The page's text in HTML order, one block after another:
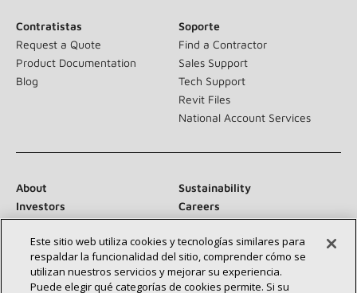
Contratistas
Request a Quote
Product Documentation
Blog
Soporte
Find a Contractor
Sales Support
Tech Support
Revit Files
National Account Services
About
Sustainability
Investors
Careers
Suppliers
Contact Us
Newsroom
Este sitio web utiliza cookies y tecnologías similares para
respaldar la funcionalidad del sitio, comprender cómo se
utilizan nuestros servicios y mejorar su experiencia.
Puede elegir qué categorías de cookies permite. Si su